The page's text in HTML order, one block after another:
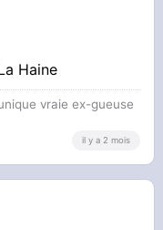
Haine
vraie ex-gueuse
il y a 2 mois